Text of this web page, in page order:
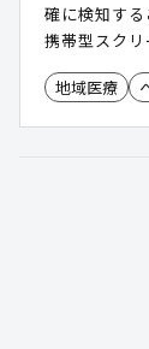
確に検知す
携帯型スクリ
地域医療